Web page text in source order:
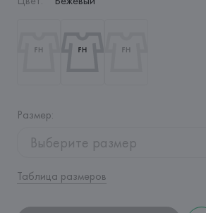
Размер:
Выберите размер
Таблица размеров